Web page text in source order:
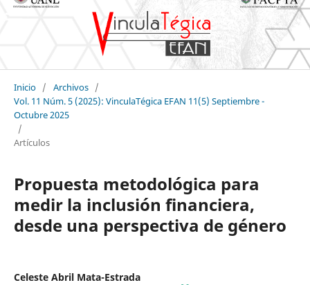
Inicio / Archivos /
Vol. 11 Núm. 5 (2025): VinculaTégica EFAN 11(5) Septiembre -
Octubre 2025
/
Artículos
Propuesta metodológica para
medir la inclusión financiera,
desde una perspectiva de género
Celeste Abril Mata-Estrada